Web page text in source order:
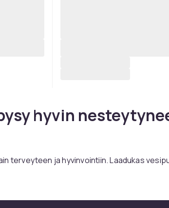
hyvin
terveyteen ja hyvinvointiin. Laadukas